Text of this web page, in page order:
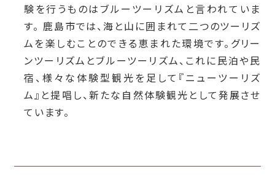
験を行うものはブルーツーリズムと言われていま
す。 鹿島市では、海と山に囲まれて二つのツーリズ
ムを楽しむことのできる恵まれた環境です。グリー
ンツーリズムとブルーツーリズム、これに民泊や民
宿、様々な体験型観光を足して『ニューツーリズ
ム』と提唱し、新たな自然体験観光として発展させ
ています。